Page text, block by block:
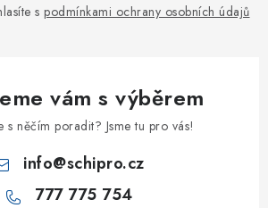
s podmínkami ochrany osobních údajů
vám s výběrem
s něčím poradit? Jsme tu pro vás!
info@schipro.cz
777 775 754